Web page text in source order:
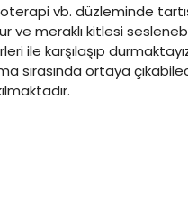
vb. düzleminde
meraklı kitlesi
ile karşılaşıp
ortaya